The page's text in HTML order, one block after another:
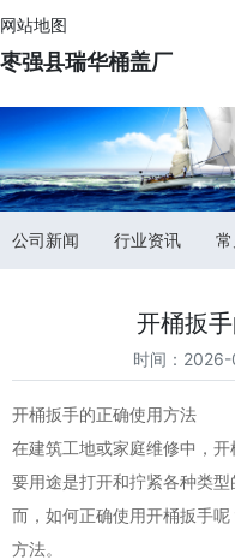
网站地图
枣强县瑞华桶盖厂
公司新闻 行业资讯
开桶扳
时间：
开桶扳手的正确使用方法
在建筑工地或家庭维修中，
要用途是打开和拧紧各种类
而，如何正确使用开桶扳手
方法。